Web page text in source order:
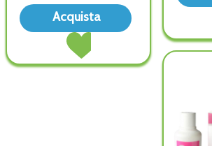
Acquista
Acquista RIBOVIT
carrello
Acquista RIBOVIT
30CPR alla
wishlist